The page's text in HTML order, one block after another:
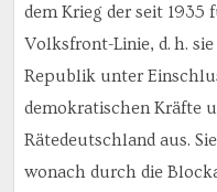
dem Krieg der seit 1935
Volksfront-Linie, d. h.
Republik unter
demokratischen Kräfte
Rätedeutschland aus.
wonach durch die